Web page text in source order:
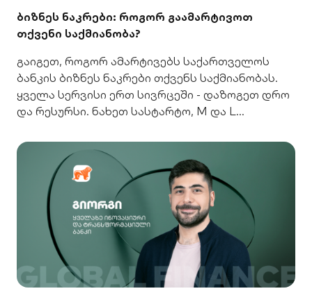
ბიზნეს ნაკრები: როგორ გაამარტივოთ
თქვენი საქმიანობა?
გაიგეთ, როგორ ამარტივებს საქართველოს
ბანკის ბიზნეს ნაკრები თქვენს საქმიანობას.
ყველა სერვისი ერთ სივრცეში - დაზოგეთ დრო
და რესურსი. ნახეთ სასტარტო, M და L